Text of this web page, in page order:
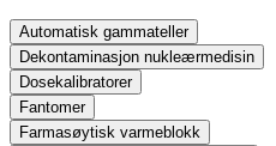
Automatisk gammateller
Dekontaminasjon nukleærmedisin
Dosekalibratorer
Fantomer
Farmasøytisk varmeblokk